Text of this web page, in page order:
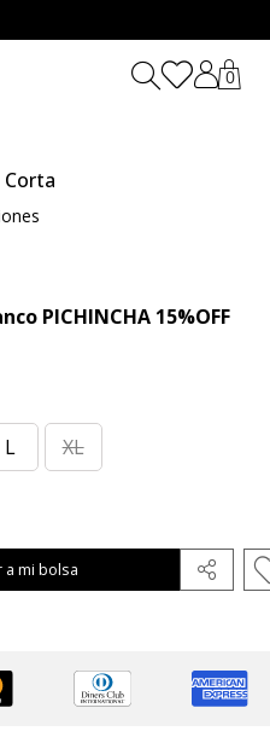
0
Corta
PICHINCHA 15%OFF
L XL
a mi bolsa